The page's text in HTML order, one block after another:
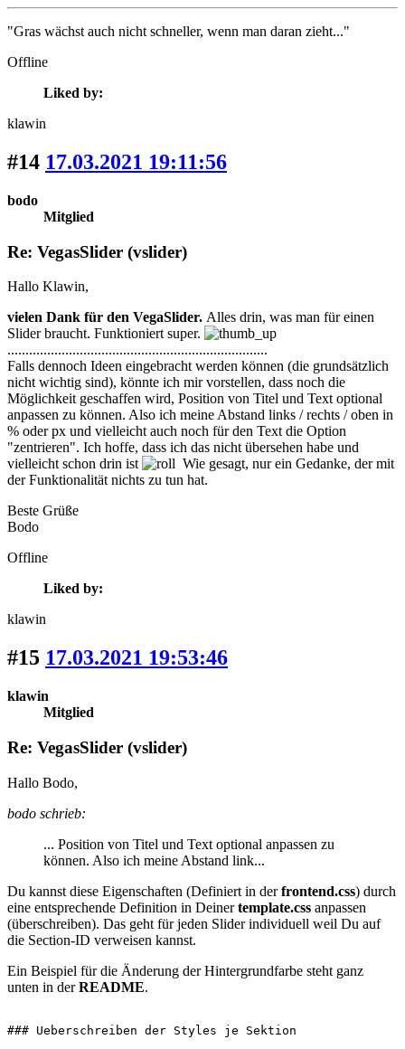
"Gras wächst auch nicht schneller, wenn man daran zieht..."
Offline
Liked by:
klawin
#14 17.03.2021 19:11:56
bodo
Mitglied
Re: VegasSlider (vslider)
Hallo Klawin,
vielen Dank für den VegaSlider. Alles drin, was man für einen
Slider braucht. Funktioniert super.
........................................................................
Falls dennoch Ideen eingebracht werden können (die grundsätzlich
nicht wichtig sind), könnte ich mir vorstellen, dass noch die
Möglichkeit geschaffen wird, Position von Titel und Text optional
anpassen zu können. Also ich meine Abstand links / rechts / oben in
% oder px und vielleicht auch noch für den Text die Option
"zentrieren". Ich hoffe, dass ich das nicht übersehen habe und
vielleicht schon drin ist
Wie gesagt, nur ein Gedanke, der mit
der Funktionalität nichts zu tun hat.
Beste Grüße
Bodo
Offline
Liked by:
klawin
#15 17.03.2021 19:53:46
klawin
Mitglied
Re: VegasSlider (vslider)
Hallo Bodo,
bodo schrieb:
... Position von Titel und Text optional anpassen zu
können. Also ich meine Abstand link...
Du kannst diese Eigenschaften (Definiert in derfrontend.css) durch
eine entsprechende Definition in Deinertemplate.css anpassen
(überschreiben). Das geht für jeden Slider individuell weil Du auf
die Section-ID verweisen kannst.
Ein Beispiel für die Änderung der Hintergrundfarbe steht ganz
unten in derREADME.
### Ueberschreiben der Styles je Sektion